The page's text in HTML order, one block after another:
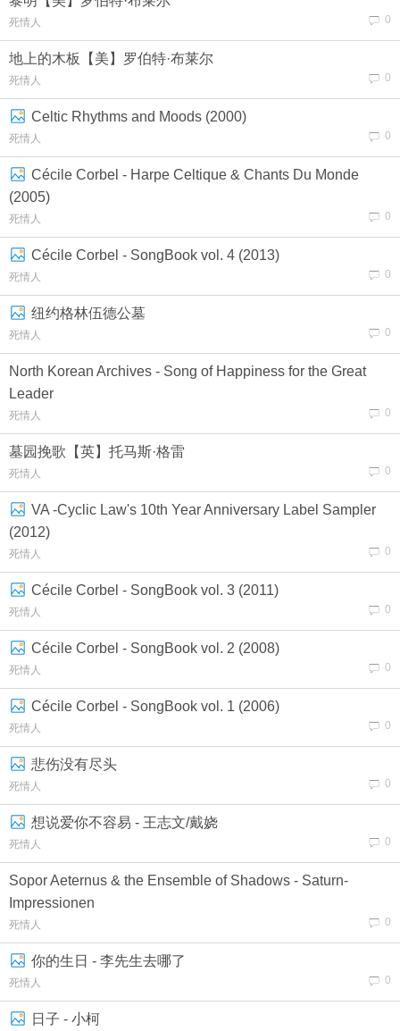
死情人 0
地上的木板【美】‌罗伯特·布莱尔
死情人 0
Celtic Rhythms and Moods (2000)
死情人 0
Cécile Corbel - Harpe Celtique & Chants Du Monde
(2005)
死情人 0
Cécile Corbel - SongBook vol. 4 (2013)
死情人 0
纽约格林伍德公墓
死情人 0
North Korean Archives - Song of Happiness for the Great
Leader
死情人 0
墓园挽歌【英】托马斯·格雷
死情人 0
VA -Cyclic Law's 10th Year Anniversary Label Sampler
(2012)
死情人 0
Cécile Corbel - SongBook vol. 3 (2011)
死情人 0
Cécile Corbel - SongBook vol. 2 (2008)
死情人 0
Cécile Corbel - SongBook vol. 1 (2006)
死情人 0
悲伤没有尽头
死情人 0
想说爱你不容易 - 王志文/戴娆
死情人 0
Sopor Aeternus & the Ensemble of Shadows - Saturn-
Impressionen
死情人 0
你的生日 - 李先生去哪了
死情人 0
日子 - 小柯